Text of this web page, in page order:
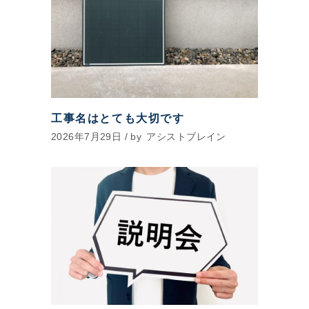
工事名はとても大切です
2026年7月29日 by アシストブレイン